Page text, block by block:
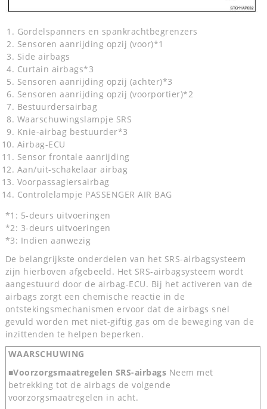
Gordelspanners en spankrachtbegrenzers
Sensoren aanrijding opzij (voor)*1
Side airbags
Curtain airbags*3
Sensoren aanrijding opzij (achter)*3
Sensoren aanrijding opzij (voorportier)*2
Bestuurdersairbag
Waarschuwingslampje SRS
Knie-airbag bestuurder*3
Airbag-ECU
Sensor frontale aanrijding
Aan/uit-schakelaar airbag
Voorpassagiersairbag
Controlelampje PASSENGER AIR BAG
*1: 5-deurs uitvoeringen
*2: 3-deurs uitvoeringen
*3: Indien aanwezig
De belangrijkste onderdelen van het SRS-airbagsysteem
zijn hierboven afgebeeld. Het SRS-airbagsysteem wordt
aangestuurd door de airbag-ECU. Bij het activeren van de
airbags zorgt een chemische reactie in de
ontstekingsmechanismen ervoor dat de airbags snel
gevuld worden met niet-giftig gas om de beweging van de
inzittenden te helpen beperken.
WAARSCHUWING
■Voorzorgsmaatregelen SRS-airbags Neem met
betrekking tot de airbags de volgende
voorzorgsmaatregelen in acht.